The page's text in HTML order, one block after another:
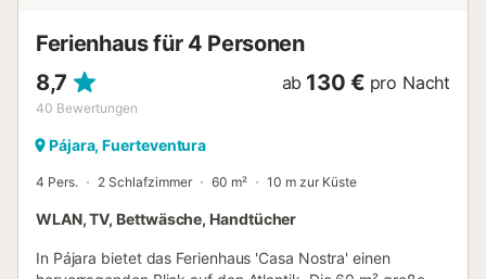
Ferienhaus für 4 Personen
8,7
40 Bewertungen
ab 130 € pro Nacht
Pájara, Fuerteventura
4 Pers. 2 Schlafzimmer 60 m² 10 m zur Küste
WLAN, TV, Bettwäsche, Handtücher
In Pájara bietet das Ferienhaus 'Casa Nostra' einen